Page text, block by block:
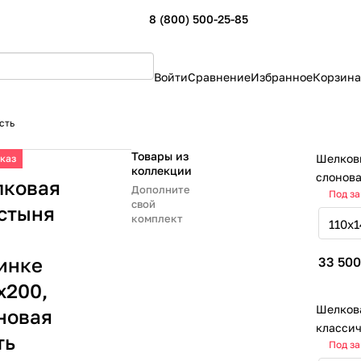
8 (800) 500-25-85
ВойтиСравнениеИзбранноеКорзина
Товары из
коллекции
Дополните
свой
комплект
Под
33
Под